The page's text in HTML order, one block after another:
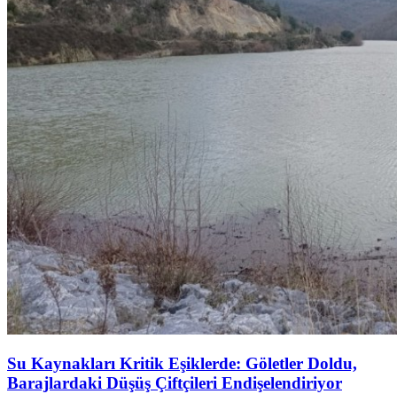
Su Kaynakları Kritik Eşiklerde: Göletler Doldu,
Barajlardaki Düşüş Çiftçileri Endişelendiriyor